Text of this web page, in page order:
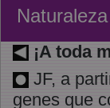
¡A toda
JF, a
genes que